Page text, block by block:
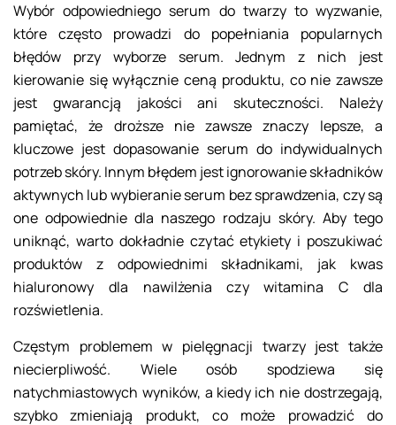
Wybór odpowiedniego serum do twarzy to wyzwanie,
które często prowadzi do popełniania popularnych
błędów przy wyborze serum. Jednym z nich jest
kierowanie się wyłącznie ceną produktu, co nie zawsze
jest gwarancją jakości ani skuteczności. Należy
pamiętać, że droższe nie zawsze znaczy lepsze, a
kluczowe jest dopasowanie serum do indywidualnych
potrzeb skóry. Innym błędem jest ignorowanie składników
aktywnych lub wybieranie serum bez sprawdzenia, czy są
one odpowiednie dla naszego rodzaju skóry. Aby tego
uniknąć, warto dokładnie czytać etykiety i poszukiwać
produktów z odpowiednimi składnikami, jak kwas
hialuronowy dla nawilżenia czy witamina C dla
rozświetlenia.
Częstym problemem w pielęgnacji twarzy jest także
niecierpliwość. Wiele osób spodziewa się
natychmiastowych wyników, a kiedy ich nie dostrzegają,
szybko zmieniają produkt, co może prowadzić do